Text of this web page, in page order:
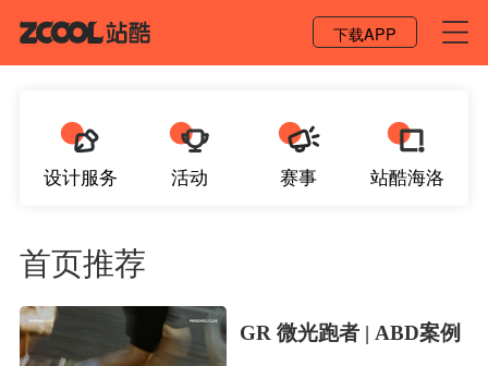
下载APP
设计服务 活动 赛事 站酷海洛
首页推荐
GR 微光跑者 | ABD案例